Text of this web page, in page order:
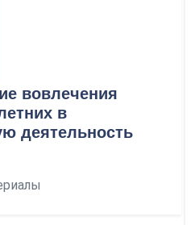
вовлечения
в
деятельность